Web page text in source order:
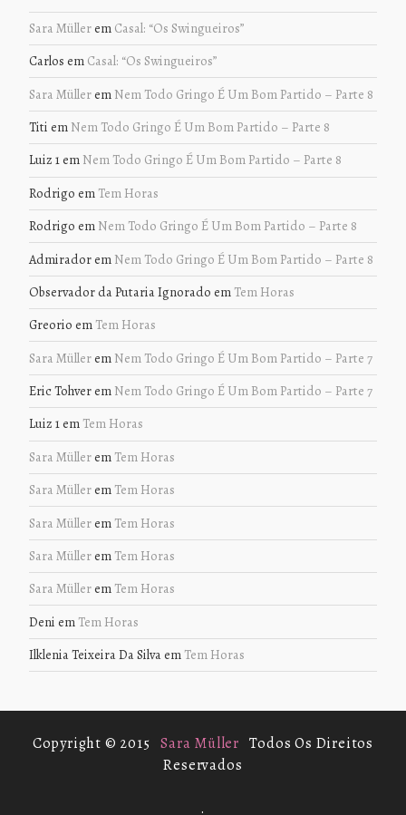
Sara Müllerem Casal: “Os Swingueiros”
Carlos em Casal: “Os Swingueiros”
Sara Müllerem Nem Todo Gringo É Um Bom Partido – Parte 8
Titi em Nem Todo Gringo É Um Bom Partido – Parte 8
Luiz 1em Nem Todo Gringo É Um Bom Partido – Parte 8
Rodrigo em Tem Horas
Rodrigo em Nem Todo Gringo É Um Bom Partido – Parte 8
Admiradorem Nem Todo Gringo É Um Bom Partido – Parte 8
Observador da Putaria Ignorado em Tem Horas
Greorio em Tem Horas
Sara Müllerem Nem Todo Gringo É Um Bom Partido – Parte 7
Eric Tohverem Nem Todo Gringo É Um Bom Partido – Parte 7
Luiz 1em Tem Horas
Sara Müllerem Tem Horas
Sara Müllerem Tem Horas
Sara Müllerem Tem Horas
Sara Müllerem Tem Horas
Sara Müllerem Tem Horas
Deni em Tem Horas
Ilklenia Teixeira Da Silvaem Tem Horas
Copyright © 2015 Sara Müller Todos Os Direitos
Reservados
.